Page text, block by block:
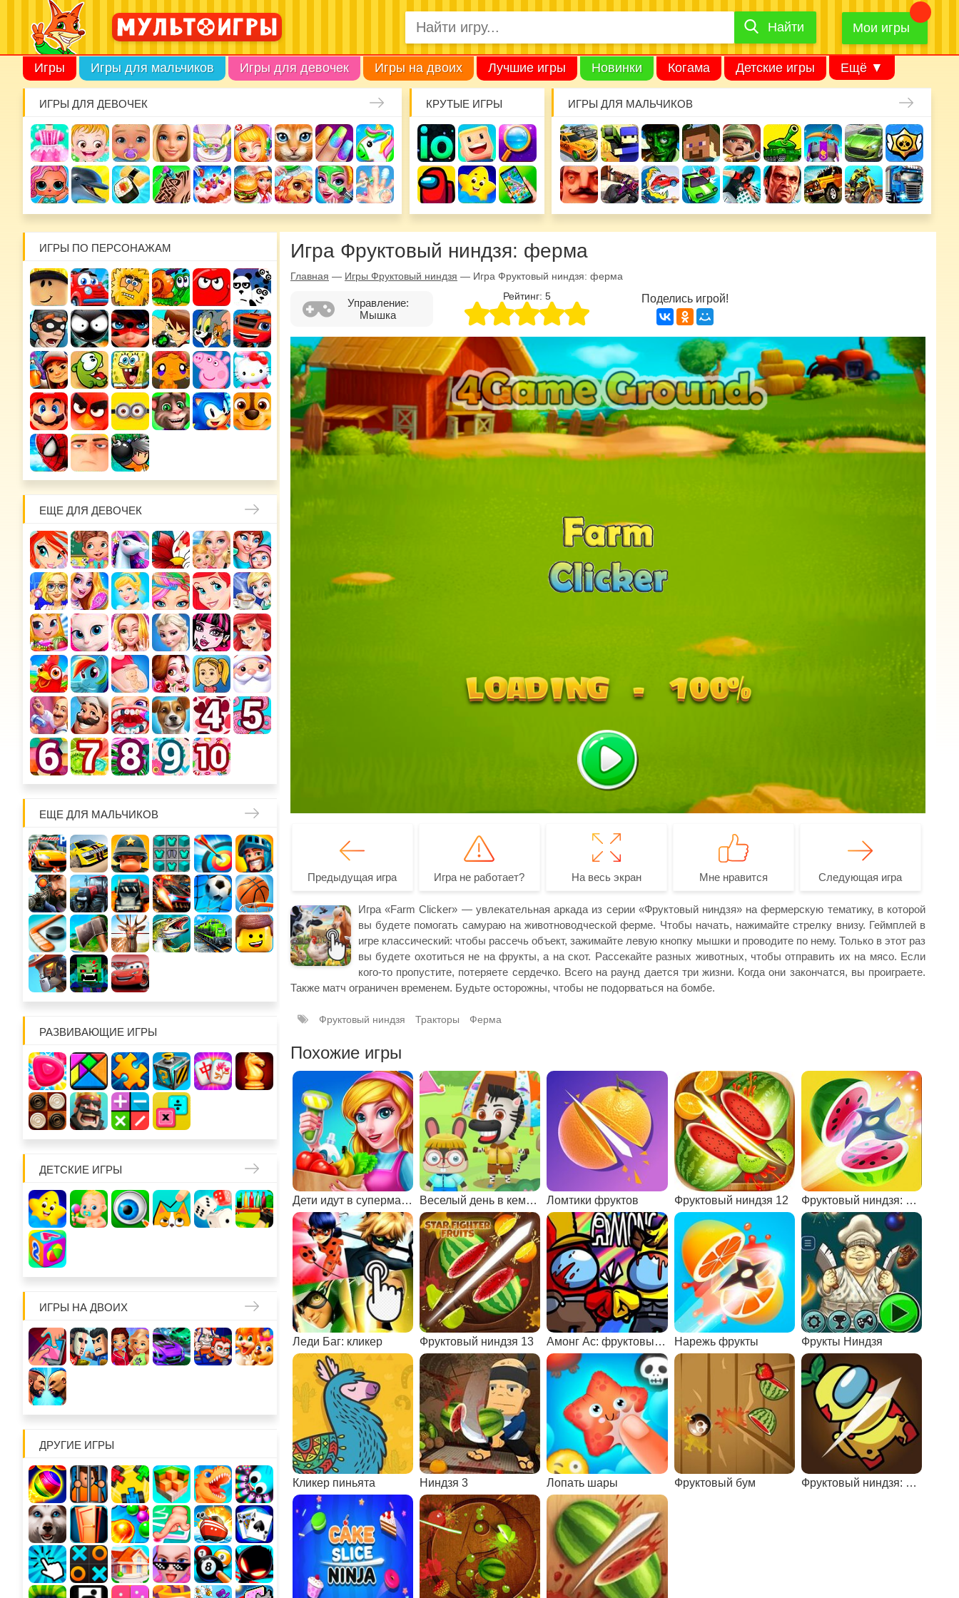
Найти
Найти Мои игры
Игры Игры для мальчиков Игры для девочек Игры на двоих Лучшие игры Новинки Когама Детские игры Ещё ▼
ИГРЫ ДЛЯ ДЕВОЧЕК КРУТЫЕ ИГРЫ ИГРЫ ДЛЯ МАЛЬЧИКОВ
ИГРЫ ПО ПЕРСОНАЖАМ
ЕЩЕ ДЛЯ ДЕВОЧЕК
ЕЩЕ ДЛЯ МАЛЬЧИКОВ
РАЗВИВАЮЩИЕ ИГРЫ
ДЕТСКИЕ ИГРЫ
ИГРЫ НА ДВОИХ
ДРУГИЕ ИГРЫ
Игра Фруктовый ниндзя: ферма
Главная — Игры Фруктовый ниндзя — Игра Фруктовый ниндзя: ферма
Управление:
Мышка
Рейтинг: 5 Поделись игрой!
Предыдущая игра Игра не работает? На весь экран Мне нравится Следующая игра
Игра «Farm Clicker» — увлекательная аркада из серии «Фруктовый ниндзя» на фермерскую тематику, в которой
вы будете помогать самураю на животноводческой ферме. Чтобы начать, нажимайте стрелку внизу. Геймплей в
игре классический: чтобы рассечь объект, зажимайте левую кнопку мышки и проводите по нему. Только в этот раз
вы будете охотиться не на фрукты, а на скот. Рассекайте разных животных, чтобы отправить их на мясо. Если
кого-то пропустите, потеряете сердечко. Всего на раунд дается три жизни. Когда они закончатся, вы проиграете.
Также матч ограничен временем. Будьте осторожны, чтобы не подорваться на бомбе.
Фруктовый ниндзя Тракторы Ферма
Похожие игры
Дети идут в супермаркет Веселый день в кемпинге Ломтики фруктов Фруктовый ниндзя 12 Фруктовый ниндзя: мастер метания ножа
Леди Баг: кликер Фруктовый ниндзя 13 Амонг Ас: фруктовый ниндзя Нарежь фрукты Фрукты Ниндзя
Кликер пиньята Ниндзя 3 Лопать шары Фруктовый бум Фруктовый ниндзя: Амонг Ас